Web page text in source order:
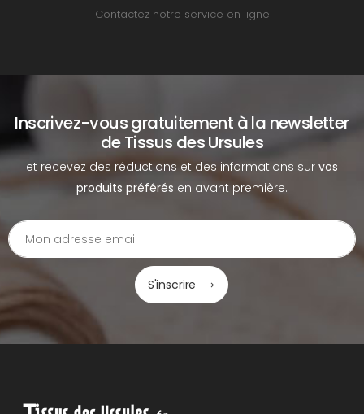
Contactez notre service en ligne
Inscrivez-vous gratuitement à la newsletter
de Tissus des Ursules
et recevez des réductions et des informations sur vos
produits préférés en avant première.
S'inscrire